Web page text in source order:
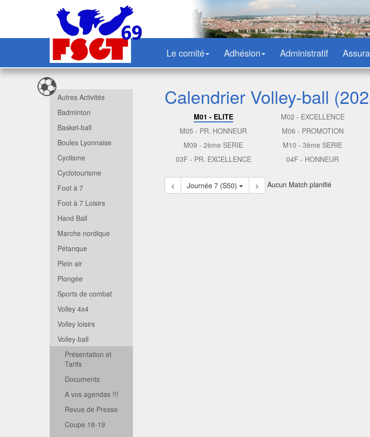
Le comité Adhésion Administratif
Autres Activités
Badminton
Basket-ball
Boules Lyonnaise
Cyclisme
Cyclotourisme
Foot à 7
Foot à 7 Loisirs
Hand Ball
Marche nordique
Pétanque
Plein air
Plongée
Sports de combat
Volley 4x4
Volley loisirs
Volley-ball
Présentation et
Tarifs
Documents
A vos agendas !!!
Revue de Presse
Coupe 18-19
Calendrier Volley-ball
M01 - ELITE M02 - EXCELLENCE
M05 - PR. HONNEUR
M06 - PROMOTION
M09 - 2ème SERIE
M10 - 3ème SERIE
03F - PR. EXCELLENCE
04F - HONNEUR
< Journée 7 (S50) > Aucun Match planifié